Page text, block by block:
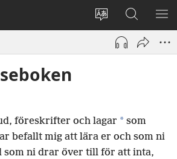
Ändra
webbplatsens
språk
Logga
(öppnar
Sök
på
jw.org
föreskrifter och lagar * som
befallt mig att lära er och som ni
som ni drar över till för att inta,